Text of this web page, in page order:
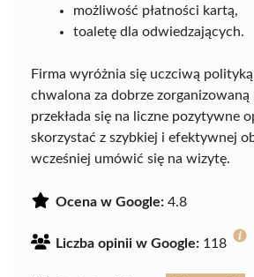
możliwość płatności kartą,
toaletę dla odwiedzających.
Firma wyróżnia się uczciwą
chwalona za dobrze zorganizowaną
przekłada się na liczne pozytywne
skorzystać z szybkiej i efektywnej
wcześniej umówić się na wizytę.
Ocena w Google: 4.8
Liczba opinii w Google: 118